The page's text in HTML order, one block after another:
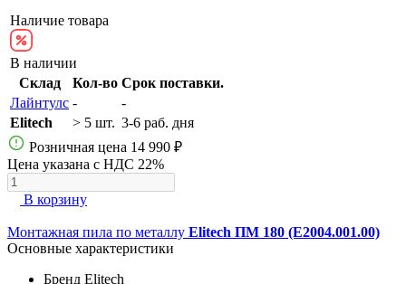
Наличие товара
В наличии
Склад
Кол-во Срок поставки.
Лайнтулс -
-
Elitech
> 5 шт. 3-6 раб. дня
Розничная цена 14 990 ₽
Цена указана с НДС 22%
В корзину
Монтажная пила по металлу Elitech ПМ 180 (E2004.001.00)
Основные характеристики
Бренд Elitech